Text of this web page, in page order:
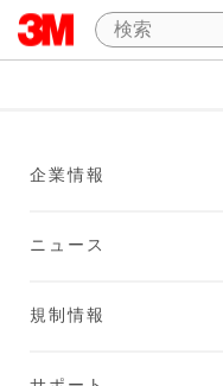
企業情報
ニュース
規制情報